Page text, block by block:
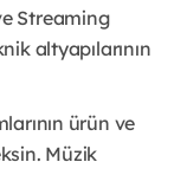
Streaming
altyapılarının
ürün ve
Müzik